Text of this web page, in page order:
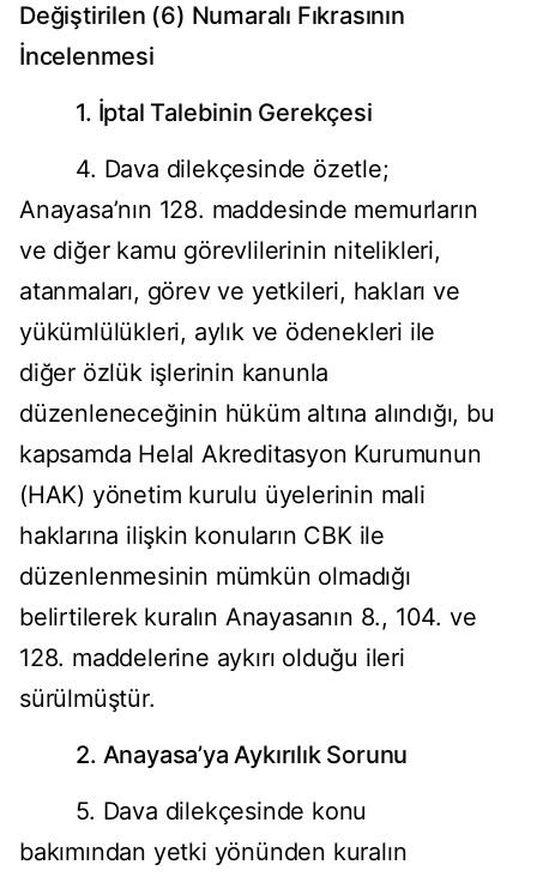
Değiştirilen (6) Numaralı Fıkrasının
İncelenmesi
1. İptal Talebinin Gerekçesi
4. Dava dilekçesinde özetle;
Anayasa’nın 128. maddesinde memurların
ve diğer kamu görevlilerinin nitelikleri,
atanmaları, görev ve yetkileri, hakları ve
yükümlülükleri, aylık ve ödenekleri ile
diğer özlük işlerinin kanunla
düzenleneceğinin hüküm altına alındığı, bu
kapsamda Helal Akreditasyon Kurumunun
(HAK) yönetim kurulu üyelerinin mali
haklarına ilişkin konuların CBK ile
düzenlenmesinin mümkün olmadığı
belirtilerek kuralın Anayasanın 8., 104. ve
128. maddelerine aykırı olduğu ileri
sürülmüştür.
2. Anayasa’ya Aykırılık Sorunu
5. Dava dilekçesinde konu
bakımından yetki yönünden kuralın